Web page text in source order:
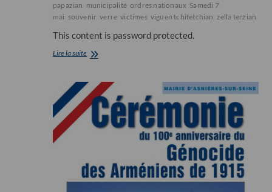
papazian municipalité ordres nationaux Samedi 7
mai souvenir verre victimes viguen tchitetchian zella terzian
This content is password protected.
Lire la suiteCérémonie
anniversaire
du
Génocide
Arméniens
à
Asnières-
sur-